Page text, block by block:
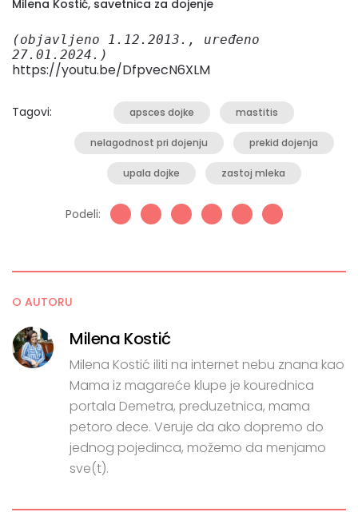
Milena Kostić, savetnica za dojenje
(objavljeno 1.12.2013., uređeno
27.01.2024.)
https://youtu.be/DfpvecN6XLM
Tagovi: apsces dojke mastitis
nelagodnost pri dojenju prekid dojenja
upala dojke zastoj mleka
Podeli:
O AUTORU
Milena Kostić
Milena Kostić iliti na internet nebu znana kao
Mama iz magareće klupe je kourednica
portala Demetra, preduzetnica, mama
petoro dece. Veruje da ako dopremo do
jednog pojedinca, možemo da menjamo
sve(t).